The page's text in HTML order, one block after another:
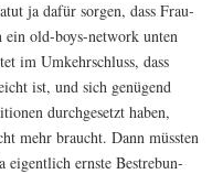
ja dafür sor­gen, dass Frau­
old-boys-net­work unten
im Umkehr­schluss, dass
ist, und sich genü­gend
durch­ge­setzt haben,
mehr braucht. Dann müss­ten
eigent­lich erns­te Bestre­bun­